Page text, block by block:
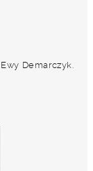
Demarczyk.